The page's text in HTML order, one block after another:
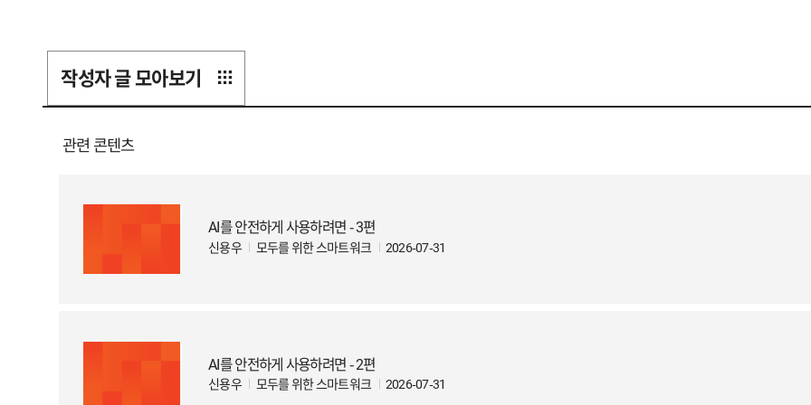
작성자 글 모아보기
관련 콘텐츠
AI를 안전하게 사용하려면 - 3편
신용우 모두를 위한 스마트워크 2026-07-31
AI를 안전하게 사용하려면 - 2편
신용우 모두를 위한 스마트워크 2026-07-31